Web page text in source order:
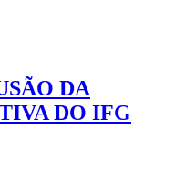
DA
DO IFG